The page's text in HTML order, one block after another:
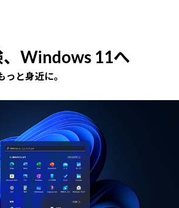
Windows 11へ
と身近に。